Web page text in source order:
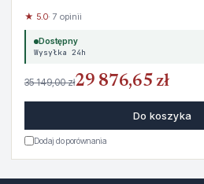
★ 5.0· 7 opinii
Dostępny
Wysyłka 24h
35 149,00 zł29 876,65 zł
Do koszyka
Dodaj do porównania